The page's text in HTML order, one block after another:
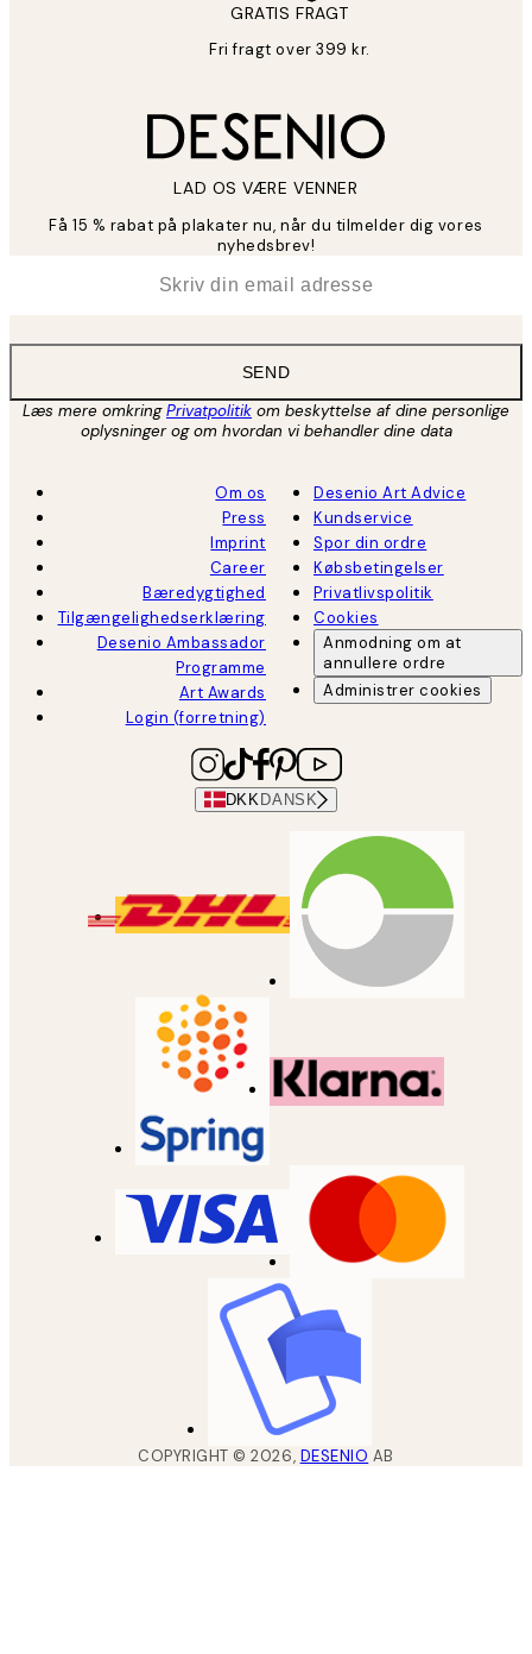
GRATIS FRAGT
Fri fragt over 399 kr.
LAD OS VÆRE VENNER
Få 15 % rabat på plakater nu, når du tilmelder dig vores
nyhedsbrev!
SEND
Læs mere omkringPrivatpolitik om beskyttelse af dine personlige
oplysninger og om hvordan vi behandler dine data
Om os
Press
Imprint
Career
Bæredygtighed
Tilgængelighedserklæring
Desenio Ambassador
Programme
Art Awards
Login (forretning)
Desenio Art Advice
Kundservice
Spor din ordre
Købsbetingelser
Privatlivspolitik
Cookies
Anmodning om at
annullere ordre
Administrer cookies
DKK DANSK
COPYRIGHT ©2026, DESENIO AB